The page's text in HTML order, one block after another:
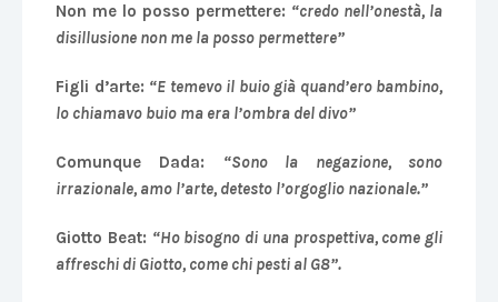
Non me lo posso permettere: “credo nell’onestà, la
disillusione non me la posso permettere”
Figli d’arte: “E temevo il buio già quand’ero bambino,
lo chiamavo buio ma era l’ombra del divo”
Comunque Dada: “Sono la negazione, sono
irrazionale, amo l’arte, detesto l’orgoglio nazionale.”
Giotto Beat: “Ho bisogno di una prospettiva, come gli
affreschi di Giotto, come chi pesti al G8”.